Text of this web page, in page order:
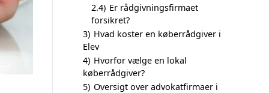
2.4) Er rådgivningsfirmaet
forsikret?
3) Hvad koster en køberrådgiver i
Elev
4) Hvorfor vælge en lokal
køberrådgiver?
5) Oversigt over advokatfirmaer i